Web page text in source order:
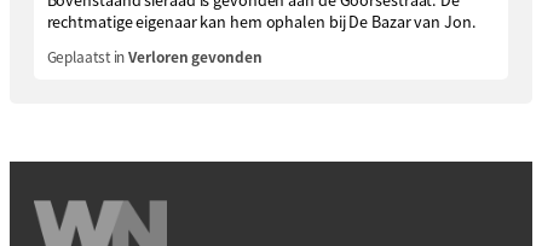
rechtmatige eigenaar kan hem ophalen bij De Bazar van Jon.
Geplaatst inVerloren gevonden